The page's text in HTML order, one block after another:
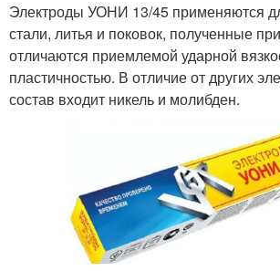
Электроды УОНИ 13/45 применяются
стали, литья и поковок, полученные
отличаются приемлемой ударной
пластичностью. В отличие от других
состав входит никель и молибден.